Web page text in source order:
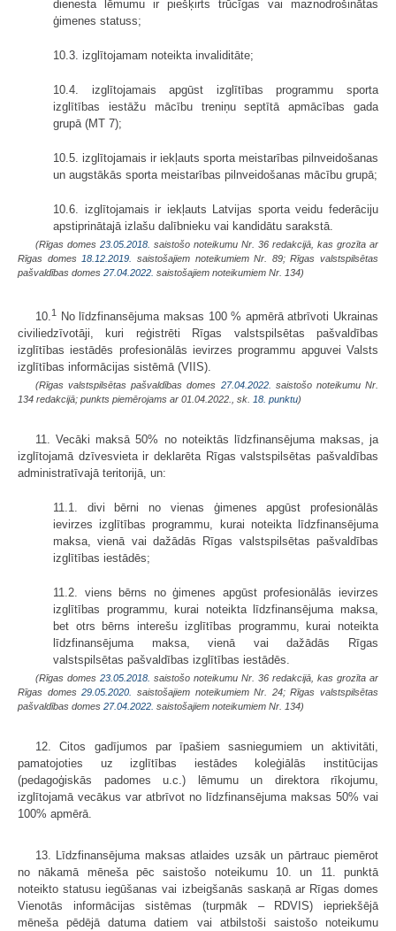
dienesta lēmumu ir piešķirts trūcīgas vai maznodrošinātas
ģimenes statuss;
10.3. izglītojamam noteikta invaliditāte;
10.4. izglītojamais apgūst izglītības programmu sporta
izglītības iestāžu mācību treniņu septītā apmācības gada
grupā (MT 7);
10.5. izglītojamais ir iekļauts sporta meistarības pilnveidošanas
un augstākās sporta meistarības pilnveidošanas mācību grupā;
10.6. izglītojamais ir iekļauts Latvijas sporta veidu federāciju
apstiprinātajā izlašu dalībnieku vai kandidātu sarakstā.
(Rīgas domes 23.05.2018. saistošo noteikumu Nr. 36 redakcijā, kas grozīta ar
Rīgas domes 18.12.2019.
saistošajiem noteikumiem Nr. 89; Rīgas valstspilsētas
pašvaldības domes 27.04.2022. saistošajiem noteikumiem Nr. 134)
10.1
No līdzfinansējuma maksas 100 % apmērā atbrīvoti Ukrainas
civiliedzīvotāji, kuri reģistrēti Rīgas valstspilsētas pašvaldības
izglītības iestādēs profesionālās ievirzes programmu apguvei Valsts
izglītības informācijas sistēmā (VIIS).
(Rīgas valstspilsētas pašvaldības domes 27.04.2022.
saistošo noteikumu Nr.
134 redakcijā; punkts piemērojams ar 01.04.2022., sk. 18. punktu)
11. Vecāki maksā 50% no noteiktās līdzfinansējuma maksas, ja
izglītojamā dzīvesvieta ir deklarēta Rīgas valstspilsētas pašvaldības
administratīvajā teritorijā, un:
11.1. divi bērni no vienas ģimenes apgūst profesionālās
ievirzes izglītības programmu, kurai noteikta līdzfinansējuma
maksa, vienā vai dažādās Rīgas valstspilsētas pašvaldības
izglītības iestādēs;
11.2. viens bērns no ģimenes apgūst profesionālās ievirzes
izglītības programmu, kurai noteikta līdzfinansējuma maksa,
bet otrs bērns interešu izglītības programmu, kurai noteikta
līdzfinansējuma maksa, vienā vai dažādās Rīgas
valstspilsētas pašvaldības izglītības iestādēs.
(Rīgas domes 23.05.2018. saistošo noteikumu Nr. 36 redakcijā, kas grozīta ar
Rīgas domes29.05.2020. saistošajiem noteikumiem Nr. 24;Rīgas valstspilsētas
pašvaldības domes 27.04.2022. saistošajiem noteikumiem Nr. 134)
12. Citos gadījumos par īpašiem sasniegumiem un aktivitāti,
pamatojoties uz izglītības iestādes koleģiālās institūcijas
(pedagoģiskās padomes u.c.) lēmumu un direktora rīkojumu,
izglītojamā vecākus var atbrīvot no līdzfinansējuma maksas 50% vai
100% apmērā.
13. Līdzfinansējuma maksas atlaides uzsāk un pārtrauc piemērot
no nākamā mēneša pēc saistošo noteikumu 10. un 11. punktā
noteikto statusu iegūšanas vai izbeigšanās saskaņā ar Rīgas domes
Vienotās informācijas sistēmas (turpmāk – RDVIS) iepriekšējā
mēneša pēdējā datuma datiem vai atbilstoši saistošo noteikumu